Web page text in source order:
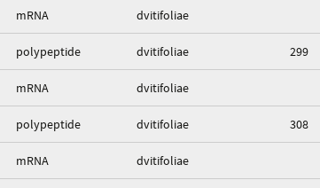
mRNA dvitifoliae
polypeptide dvitifoliae 299
mRNA dvitifoliae
polypeptide dvitifoliae 308
mRNA dvitifoliae